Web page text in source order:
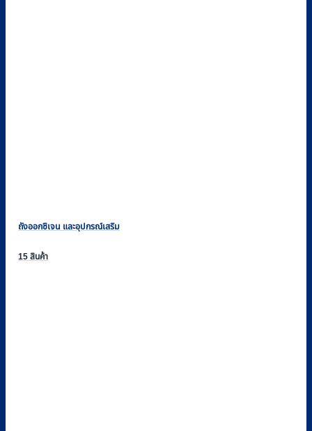
ถังออกซิเจน และอุปกรณ์เสริม
15 สินค้า